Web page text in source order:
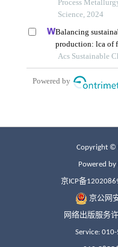
Copyright ©
Powered by
京ICP备
京公网
网络出版服务
Service: